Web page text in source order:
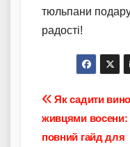
тюльпани
радості!
записів
Як садити
живцями восени:
повний гайд для